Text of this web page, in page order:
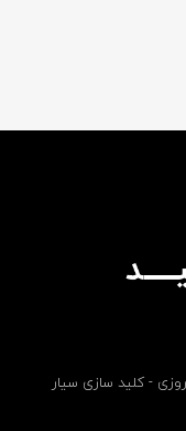
- کلید سازی سیار